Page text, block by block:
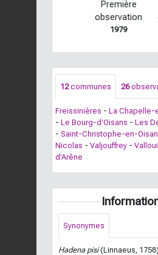
Première
observation
1979
12communes 26
Freissinières - La Chapelle-
- Le Bourg-d'Oisans - Les
- Saint-Christophe-en-
Nicolas - Valjouffrey -
d'Arêne
Synonymes
Hadena pisi(Linnaeus, 1758)